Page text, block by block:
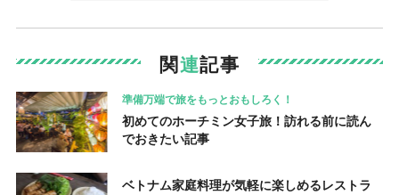
関連記事
準備万端で旅をもっとおもしろく！
初めてのホーチミン女子旅！訪れる前に読ん
でおきたい記事
ベトナム家庭料理が気軽に楽しめるレストラ